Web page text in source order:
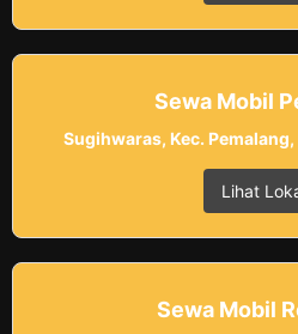
Sewa Mobil
Sugihwaras, Kec.
Lihat
Sewa Mobil